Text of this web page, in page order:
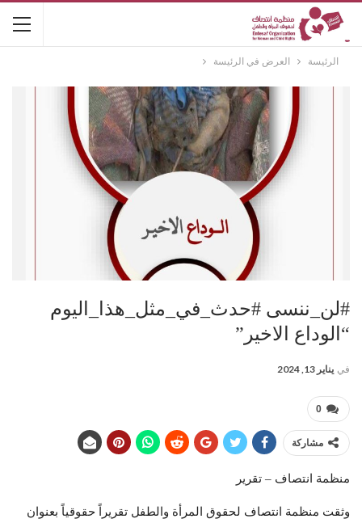
الرئيسة العرض في الرئيسة
#لن_ننسى #حدث_في_مثل_هذا_اليوم
“الوداع الاخير”
في يناير 13, 2024
0
مشاركة
منظمة انتصاف – تقرير
وثقت منظمة انتصاف لحقوق المرأة والطفل تقريراً حقوقياً بعنوان